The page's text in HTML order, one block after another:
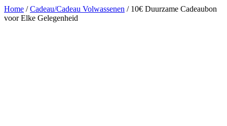
Home /Cadeau/Cadeau Volwassenen / 10€ Duurzame Cadeaubon
voor Elke Gelegenheid